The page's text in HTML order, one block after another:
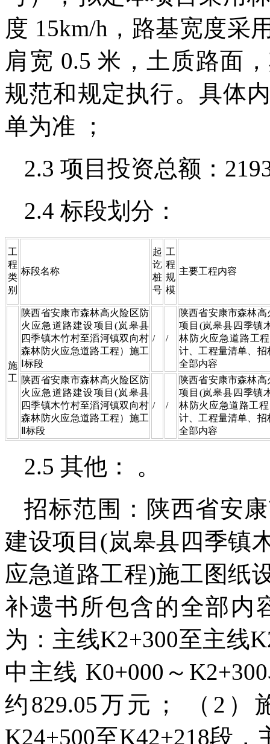
度 15km/h，路基宽度采
肩宽 0.5 米，土质路面
规范和规定执行。具体
单为准 ；
2.3 项目投资总额：
2.4 标段划分：
工
程
类
别
标段名称
起
讫
桩
号
工
程
规
模
主要工程内容
施
工
陕西省安康市森林高火险区防
火应急道路建设项目(岚皋县
四季镇木竹村至滔河镇双向村
森林防火应急道路工程）施工
Ⅰ标段
/ /
陕西省安康市森林
项目(岚皋县四季镇
林防火应急道路工
计、工程量清单、
全部内容
陕西省安康市森林高火险区防
火应急道路建设项目(岚皋县
四季镇木竹村至滔河镇双向村
森林防火应急道路工程）施工
Ⅱ标段
/ /
陕西省安康市森林
项目(岚皋县四季镇
林防火应急道路工
计、工程量清单、
全部内容
2.5 其他： 。
招标范围：陕西省安
建设项目(岚皋县四季镇
应急道路工程)施工图纸
补遗书所包含的全部内
为：主线K2+300至主线
中主线 K0+000～
约829.05万元； （2
K24+500至K42+218段